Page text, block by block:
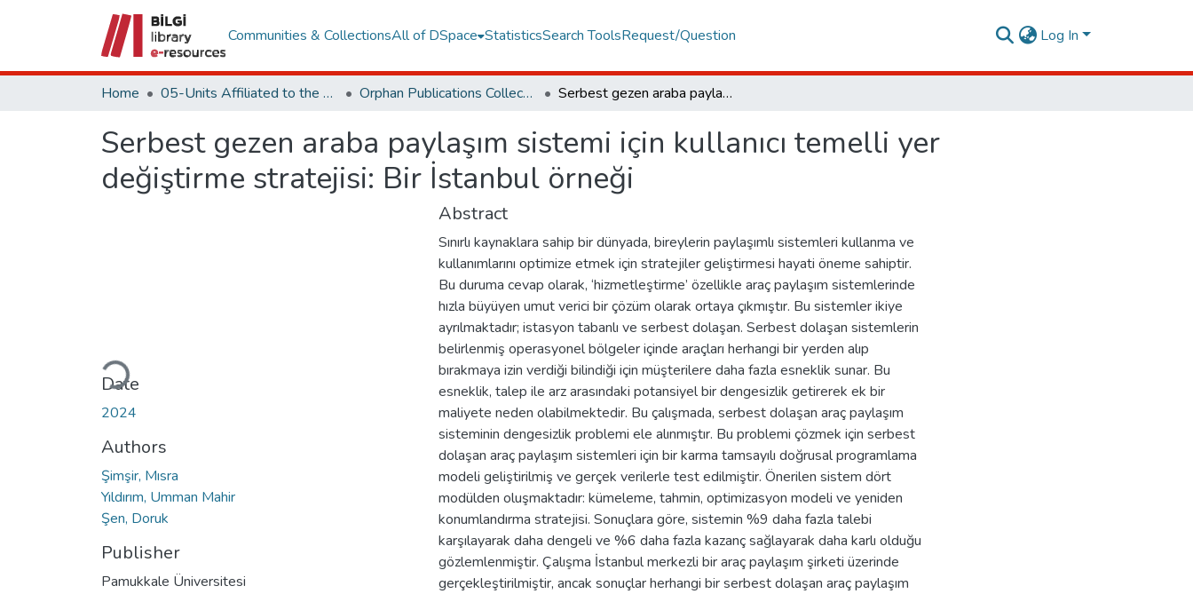
Communities & CollectionsAll of DSpace StatisticsSearch ToolsRequest/Question Log In
Home 05-Units Affiliated to the Rectorate Orphan Publications Collections Serbest gezen araba paylaşım sistemi için kullanıcı temelli yer değiştirme stratejisi: Bir İstanbul örneği
Serbest gezen araba paylaşım sistemi için kullanıcı temelli yer
değiştirme stratejisi: Bir İstanbul örneği
Loading...
Date
2024
Authors
Şimşir, Mısra
Yıldırım, Umman Mahir
Şen, Doruk
Publisher
Pamukkale Üniversitesi
Abstract
Sınırlı kaynaklara sahip bir dünyada, bireylerin paylaşımlı sistemleri kullanma ve
kullanımlarını optimize etmek için stratejiler geliştirmesi hayati öneme sahiptir.
Bu duruma cevap olarak, ‘hizmetleştirme’ özellikle araç paylaşım sistemlerinde
hızla büyüyen umut verici bir çözüm olarak ortaya çıkmıştır. Bu sistemler ikiye
ayrılmaktadır; istasyon tabanlı ve serbest dolaşan. Serbest dolaşan sistemlerin
belirlenmiş operasyonel bölgeler içinde araçları herhangi bir yerden alıp
bırakmaya izin verdiği bilindiği için müşterilere daha fazla esneklik sunar. Bu
esneklik, talep ile arz arasındaki potansiyel bir dengesizlik getirerek ek bir
maliyete neden olabilmektedir. Bu çalışmada, serbest dolaşan araç paylaşım
sisteminin dengesizlik problemi ele alınmıştır. Bu problemi çözmek için serbest
dolaşan araç paylaşım sistemleri için bir karma tamsayılı doğrusal programlama
modeli geliştirilmiş ve gerçek verilerle test edilmiştir. Önerilen sistem dört
modülden oluşmaktadır: kümeleme, tahmin, optimizasyon modeli ve yeniden
konumlandırma stratejisi. Sonuçlara göre, sistemin %9 daha fazla talebi
karşılayarak daha dengeli ve %6 daha fazla kazanç sağlayarak daha karlı olduğu
gözlemlenmiştir. Çalışma İstanbul merkezli bir araç paylaşım şirketi üzerinde
gerçekleştirilmiştir, ancak sonuçlar herhangi bir serbest dolaşan araç paylaşım